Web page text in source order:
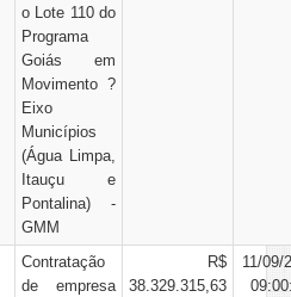
o Lote 110 do
Programa
Goiás em
Movimento ?
Eixo
Municípios
(Água Limpa,
Itauçu e
Pontalina) -
GMM
Contratação
de empresa
R$
38.329.315,63
11/09/